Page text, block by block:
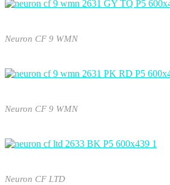
Neuron CF 9 WMN
Neuron CF 9 WMN
Neuron CF LTD